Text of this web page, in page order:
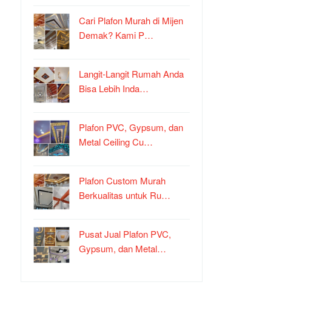
Cari Plafon Murah di Mijen
Demak? Kami P…
Langit-Langit Rumah Anda
Bisa Lebih Inda…
Plafon PVC, Gypsum, dan
Metal Ceiling Cu…
Plafon Custom Murah
Berkualitas untuk Ru…
Pusat Jual Plafon PVC,
Gypsum, dan Metal…